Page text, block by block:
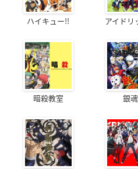
ハイキュー!! アイドリ
暗殺教室 銀魂